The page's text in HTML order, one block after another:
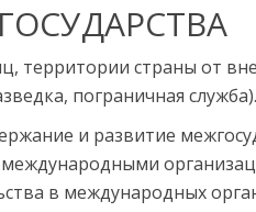
территории страны от
пограничная служба).
и развитие
международными
в международных